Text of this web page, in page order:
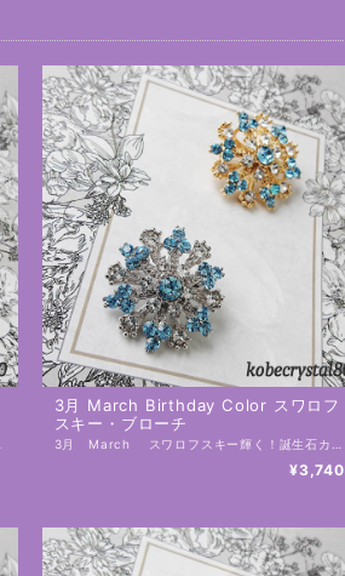
3月 March Birthday Color スワロフ
スキー・ブローチ
¥3,740